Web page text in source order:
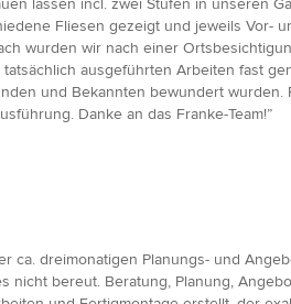
lassen incl. zwei Stufen in unseren
Fliesen gezeigt und jeweils Vor-
wurden wir nach einer
ausgeführten Arbeiten fast
und Bekannten bewundert
Danke an das Franke-Team!”
ca. dreimonatigen Planungs- und
bereut. Beratung, Planung,